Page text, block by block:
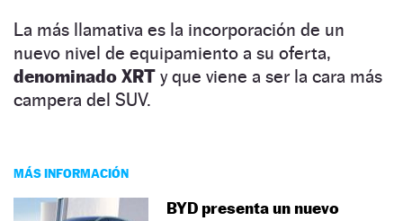
La más llamativa es la incorporación de un
nuevo nivel de equipamiento a su oferta,
denominado XRT y que viene a ser la cara más
campera del SUV.
MÁS INFORMACIÓN
BYD presenta un nuevo